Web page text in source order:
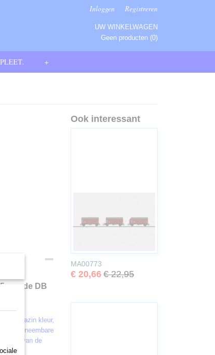
Inloggen Registreren
UW WINKELWAGEN
Geen producten (0)
+
van de DB
Magazin kleur,
6 afneembare
van de
Ook interessant
MA00773
€ 20,66 € 22,95